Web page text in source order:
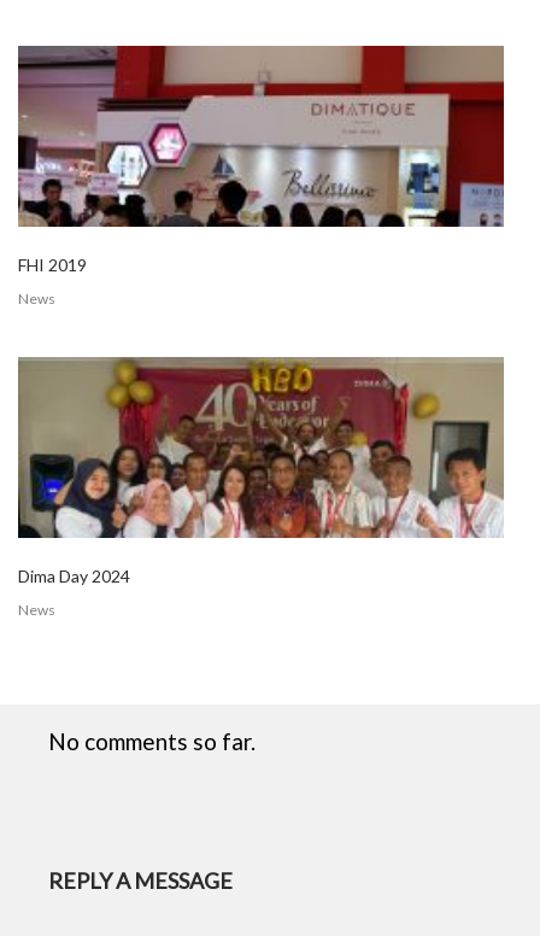
FHI 2019
News
Dima Day 2024
News
No comments so far.
REPLY A MESSAGE